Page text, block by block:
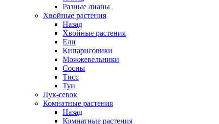
Разные лианы
Хвойные растения
Назад
Хвойные растения
Ели
Кипарисовики
Можжевельники
Сосны
Тисс
Туи
Лук-севок
Комнатные растения
Назад
Комнатные растения